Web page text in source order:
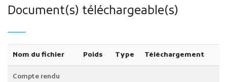
Document(s) téléchargeable(s)
Nom du fichier Poids Type Téléchargement
Compte rendu